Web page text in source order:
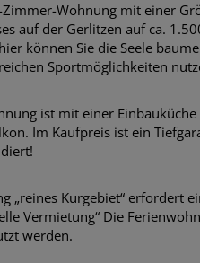
Wohnung mit einer
auf der Gerlitzen auf ca.
können Sie die Seele
Sportmöglichkeiten
ist mit einer
Im Kaufpreis ist ein
„reines Kurgebiet“ erfordert
Vermietung“ Die
werden.